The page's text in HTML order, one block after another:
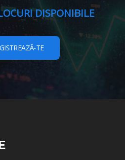
DISPONIBILE
TE